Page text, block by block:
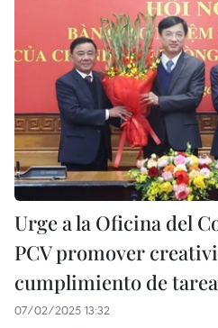
Urge a la Oficina del
PCV promover
cumplimiento de
07/02/2025 13:32